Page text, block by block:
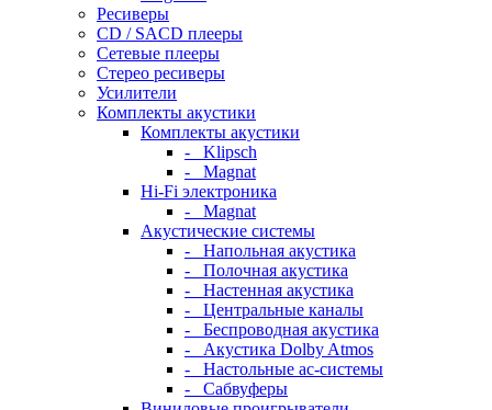
Ресиверы
CD / SACD плееры
Сетевые плееры
Стерео ресиверы
Усилители
Комплекты акустики
Комплекты акустики
- Klipsch
- Magnat
Hi-Fi электроника
- Magnat
Акустические системы
- Напольная акустика
- Полочная акустика
- Настенная акустика
- Центральные каналы
- Беспроводная акустика
- Акустика Dolby Atmos
- Настольные ас-системы
- Сабвуферы